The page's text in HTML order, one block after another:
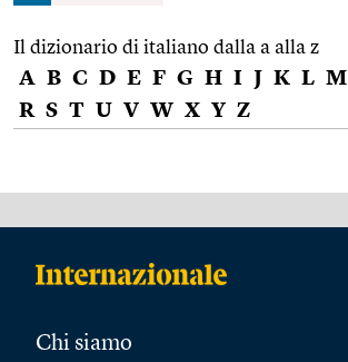
Il dizionario di italiano dalla a alla z
A B C D E F G H I J K L M
R S T U V W X Y Z
Chi siamo